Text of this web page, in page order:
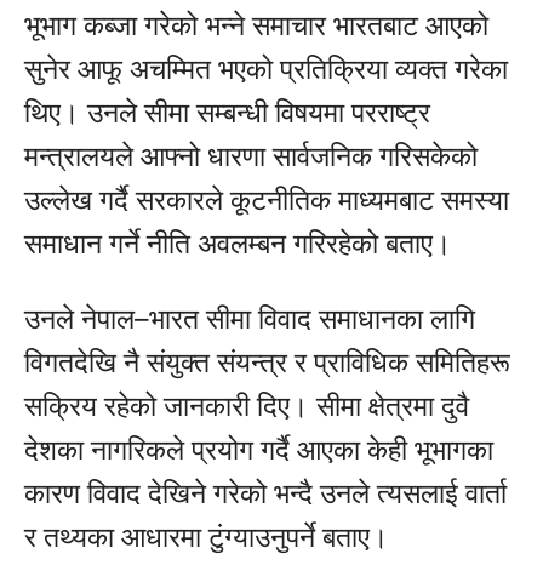
भूभाग कब्जा गरेको भन्ने समाचार भारतबाट आएको
सुनेर आफू अचम्मित भएको प्रतिक्रिया व्यक्त गरेका
थिए। उनले सीमा सम्बन्धी विषयमा परराष्ट्र
मन्त्रालयले आफ्नो धारणा सार्वजनिक गरिसकेको
उल्लेख गर्दै सरकारले कूटनीतिक माध्यमबाट समस्या
समाधान गर्ने नीति अवलम्बन गरिरहेको बताए।
उनले नेपाल–भारत सीमा विवाद समाधानका लागि
विगतदेखि नै संयुक्त संयन्त्र र प्राविधिक समितिहरू
सक्रिय रहेको जानकारी दिए। सीमा क्षेत्रमा दुवै
देशका नागरिकले प्रयोग गर्दै आएका केही भूभागका
कारण विवाद देखिने गरेको भन्दै उनले त्यसलाई वार्ता
र तथ्यका आधारमा टुंग्याउनुपर्ने बताए।